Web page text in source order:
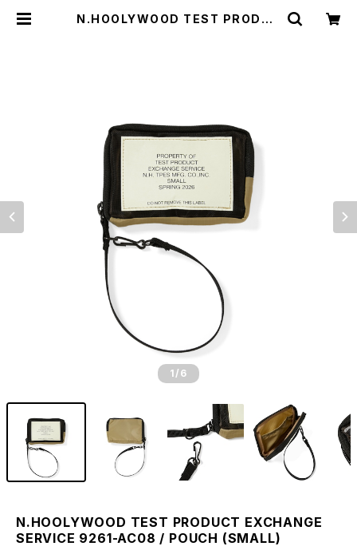
N.HOOLYWOOD TEST PRODUC
1 /6
N.HOOLYWOOD TEST PRODUCT EXCHANGE
SERVICE 9261-AC08 / POUCH (SMALL)